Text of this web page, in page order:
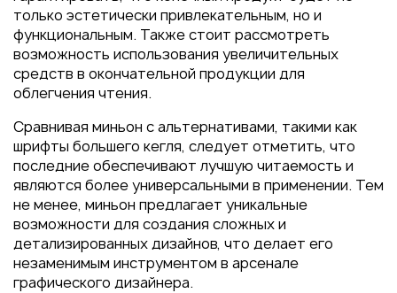
только эстетически привлекательным, но и
функциональным. Также стоит рассмотреть
возможность использования увеличительных
средств в окончательной продукции для
облегчения чтения.
Сравнивая миньон с альтернативами, такими как
шрифты большего кегля, следует отметить, что
последние обеспечивают лучшую читаемость и
являются более универсальными в применении. Тем
не менее, миньон предлагает уникальные
возможности для создания сложных и
детализированных дизайнов, что делает его
незаменимым инструментом в арсенале
графического дизайнера.